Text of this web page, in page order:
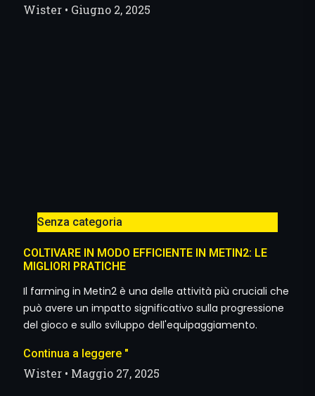
Wister Giugno 2, 2025
Senza categoria
COLTIVARE IN MODO EFFICIENTE IN METIN2: LE
MIGLIORI PRATICHE
Il farming in Metin2 è una delle attività più cruciali che
può avere un impatto significativo sulla progressione
del gioco e sullo sviluppo dell'equipaggiamento.
Continua a leggere "
Wister Maggio 27, 2025